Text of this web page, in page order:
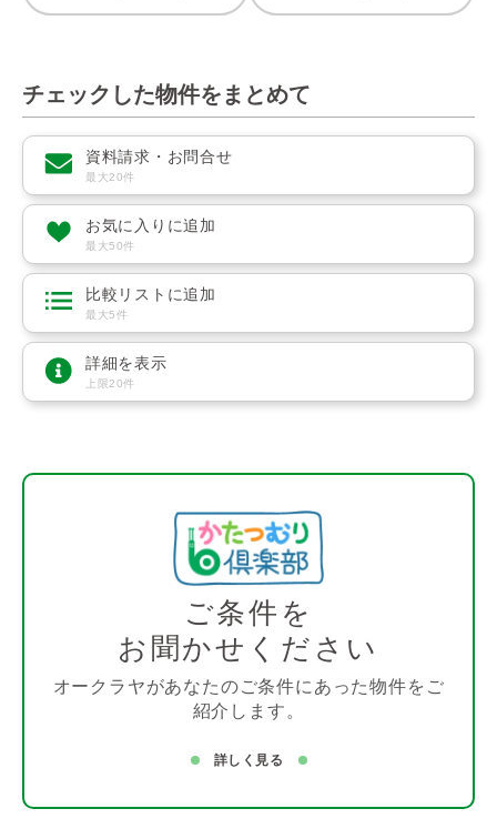
チェックした物件をまとめて
資料請求・お問合せ
最大20件
お気に入りに追加
最大50件
比較リストに追加
最大5件
詳細を表示
上限20件
ご条件を
お聞かせください
オークラヤがあなたのご条件にあった物件をご
紹介します。
詳しく見る